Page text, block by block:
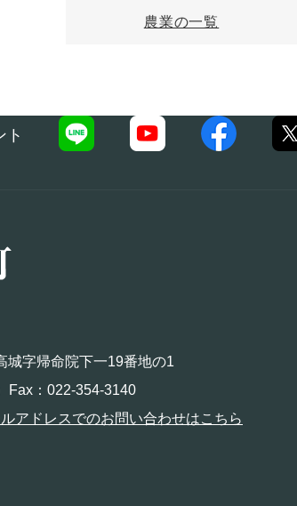
農業の一覧
ト
城字帰命院下一19番地の1
Fax：022-354-3140
ルアドレスでのお問い合わせはこちら